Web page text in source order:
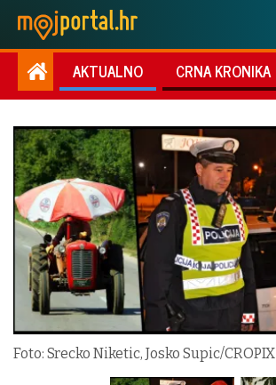
AKTUALNO CRNA KRONIKA
Foto: Srecko Niketic, Josko Supic/CROPIX